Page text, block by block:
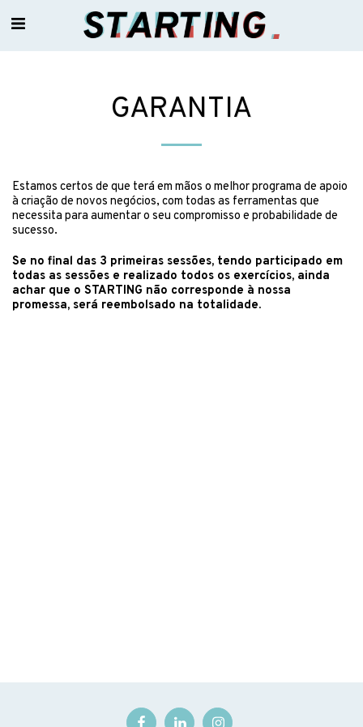
GARANTIA
Estamos certos de que terá em mãos o melhor programa de apoio
à criação de novos negócios, com todas as ferramentas que
necessita para aumentar o seu compromisso e probabilidade de
sucesso.
Se no final das 3 primeiras sessões, tendo participado em
todas as sessões e realizado todos os exercícios, ainda
achar que o STARTING não corresponde à nossa
promessa, será reembolsado na totalidade.